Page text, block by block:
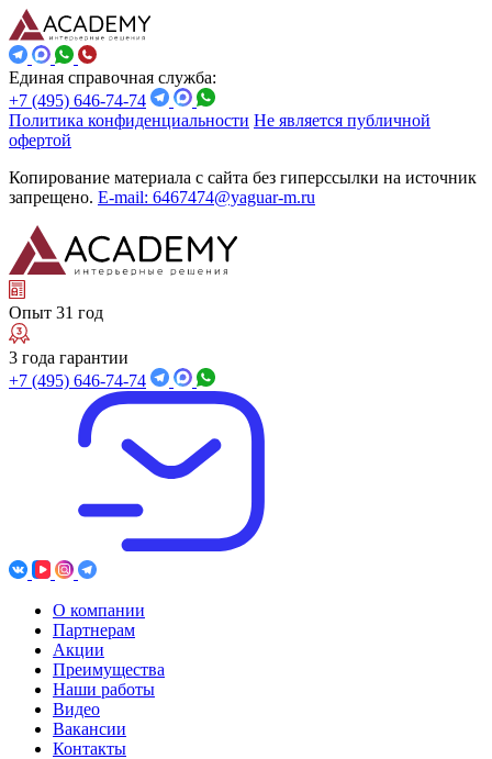
Единая справочная служба:
+7 (495) 646-74-74
Политика конфиденциальности Не является публичной
офертой
Копирование материала с сайта без гиперссылки на источник
запрещено. E-mail: 6467474@yaguar-m.ru
Опыт 31 год
3 года гарантии
+7 (495) 646-74-74
О компании
Партнерам
Акции
Преимущества
Наши работы
Видео
Вакансии
Контакты